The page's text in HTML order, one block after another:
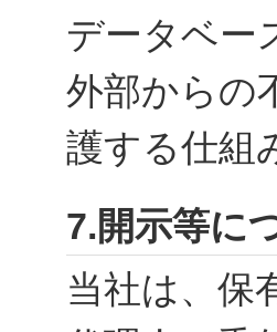
データベー
外部からの
護する仕組
7.開示等に
当社は、保